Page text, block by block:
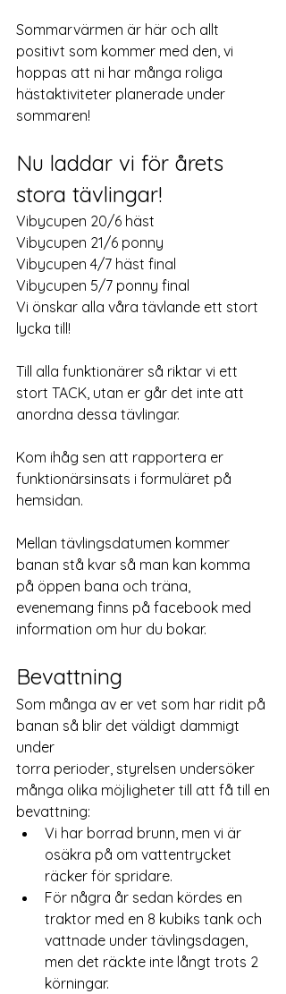
Sommarvärmen är här och allt
positivt som kommer med den, vi
hoppas att ni har många roliga
hästaktiviteter planerade under
sommaren!
Nu laddar vi för årets
stora tävlingar!
Vibycupen 20/6 häst
Vibycupen 21/6 ponny
Vibycupen 4/7 häst final
Vibycupen 5/7 ponny final
Vi önskar alla våra tävlande ett stort
lycka till!
Till alla funktionärer så riktar vi ett
stort TACK, utan er går det inte att
anordna dessa tävlingar.
Kom ihåg sen att rapportera er
funktionärsinsats i formuläret på
hemsidan.
Mellan tävlingsdatumen kommer
banan stå kvar så man kan komma
på öppen bana och träna,
evenemang finns på facebook med
information om hur du bokar.
Bevattning
Som många av er vet som har ridit på
banan så blir det väldigt dammigt
under
torra perioder, styrelsen undersöker
många olika möjligheter till att få till en
bevattning:
Vi har borrad brunn, men vi är
osäkra på om vattentrycket
räcker för spridare.
För några år sedan kördes en
traktor med en 8 kubiks tank och
vattnade under tävlingsdagen,
men det räckte inte långt trots 2
körningar.